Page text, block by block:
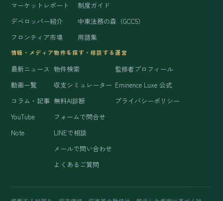
マーケットレポート
デベロッパー紹介
フロンティア市場
制度ガイド
中東法務の森（GCC5）
用語集
情報・メディア
最新ニュース
動画一覧
コラム・記事
YouTube
Note
物件を探す・相談する
物件検索
収支シミュレーター
無料AI診断
フォームで問合せ
LINEで相談
メールで問い合わせ
よくあるご質問
運営
監修者プロフィール
Eminence Luxe 公式
プライバシーポリシー